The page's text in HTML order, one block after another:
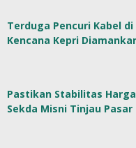
Terduga Pencuri Kabel di
Kencana Kepri
Pastikan Stabilitas
Sekda Misni Tinjau